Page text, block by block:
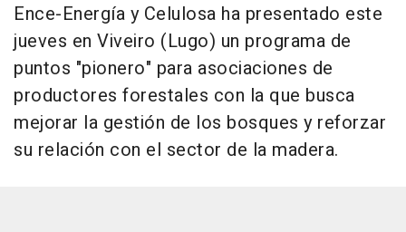
Ence-Energía y Celulosa ha presentado este
jueves en Viveiro (Lugo) un programa de
puntos "pionero" para asociaciones de
productores forestales con la que busca
mejorar la gestión de los bosques y reforzar
su relación con el sector de la madera.